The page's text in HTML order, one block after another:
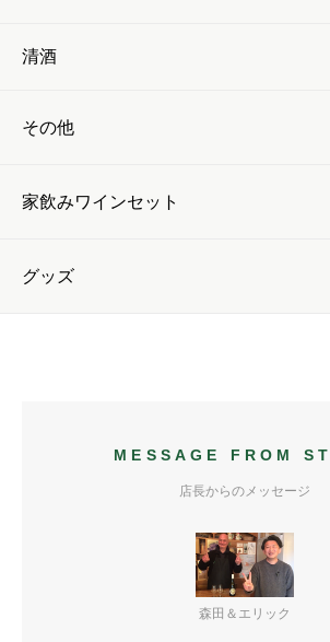
清酒
その他
家飲みワインセット
グッズ
MESSAGE FROM
店長からのメッセージ
森田＆エリック